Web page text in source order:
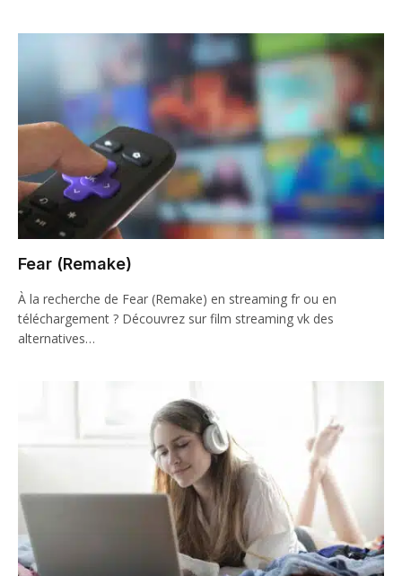
Fear (Remake)
À la recherche de Fear (Remake) en streaming fr ou en
téléchargement ? Découvrez sur film streaming vk des
alternatives…